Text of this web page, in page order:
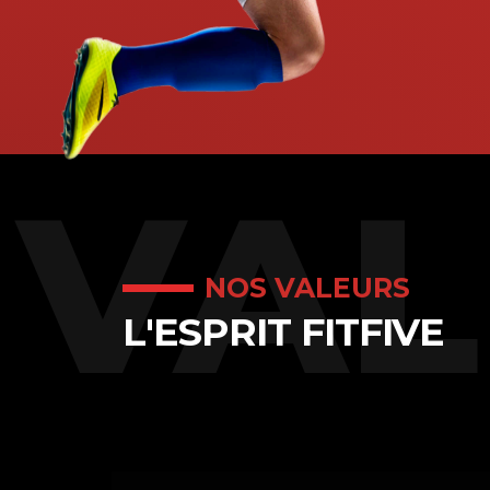
NOS VALEURS
L'ESPRIT FITFIVE